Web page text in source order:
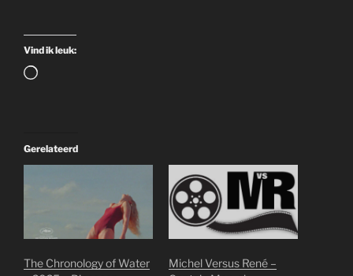
Vind ik leuk:
Aan
Gerelateerd
The Chronology of Water
Michel Versus René –